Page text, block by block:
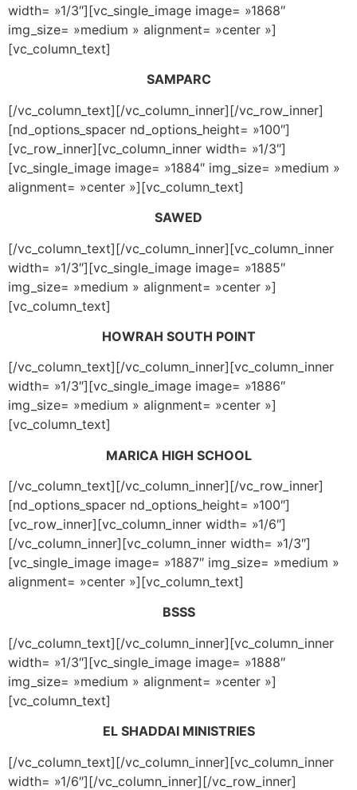
width= »1/3″][vc_single_image image= »1868″
img_size= »medium » alignment= »center »]
[vc_column_text]
SAMPARC
[/vc_column_text][/vc_column_inner][/vc_row_inner]
[nd_options_spacer nd_options_height= »100″]
[vc_row_inner][vc_column_inner width= »1/3″]
[vc_single_image image= »1884″ img_size= »medium »
alignment= »center »][vc_column_text]
SAWED
[/vc_column_text][/vc_column_inner][vc_column_inner
width= »1/3″][vc_single_image image= »1885″
img_size= »medium » alignment= »center »]
[vc_column_text]
HOWRAH SOUTH POINT
[/vc_column_text][/vc_column_inner][vc_column_inner
width= »1/3″][vc_single_image image= »1886″
img_size= »medium » alignment= »center »]
[vc_column_text]
MARICA HIGH SCHOOL
[/vc_column_text][/vc_column_inner][/vc_row_inner]
[nd_options_spacer nd_options_height= »100″]
[vc_row_inner][vc_column_inner width= »1/6″]
[/vc_column_inner][vc_column_inner width= »1/3″]
[vc_single_image image= »1887″ img_size= »medium »
alignment= »center »][vc_column_text]
BSSS
[/vc_column_text][/vc_column_inner][vc_column_inner
width= »1/3″][vc_single_image image= »1888″
img_size= »medium » alignment= »center »]
[vc_column_text]
EL SHADDAI MINISTRIES
[/vc_column_text][/vc_column_inner][vc_column_inner
width= »1/6″][/vc_column_inner][/vc_row_inner]